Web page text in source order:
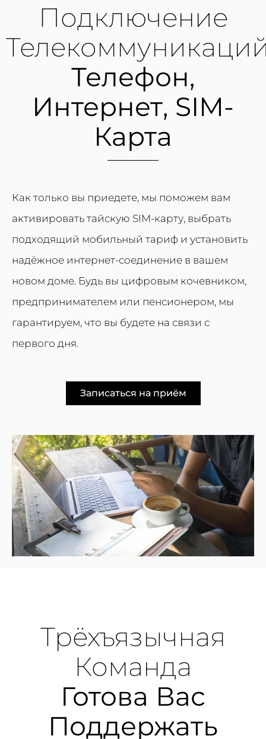
Подключение
Телефон,
Интернет, SIM-
Карта
Как только вы приедете, мы поможем вам
активировать тайскую SIM-карту, выбрать
подходящий мобильный тариф и установить
надёжное интернет-соединение в вашем
новом доме. Будь вы цифровым кочевником,
предпринимателем или пенсионером, мы
гарантируем, что вы будете на связи с
первого дня.
Записаться на приём
Трёхъязычная
Команда
Готова Вас
Поддержать